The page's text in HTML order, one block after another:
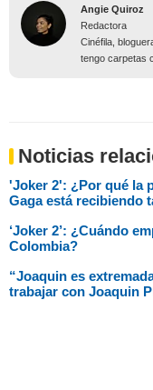
Angie Quiroz
Redactora
Cinéfila,
tengo carpetas
Noticias
'Joker 2': ¿Por qué la
Gaga está recibiendo
‘Joker 2’: ¿Cuándo
Colombia?
“Joaquin es
trabajar con Joaquin